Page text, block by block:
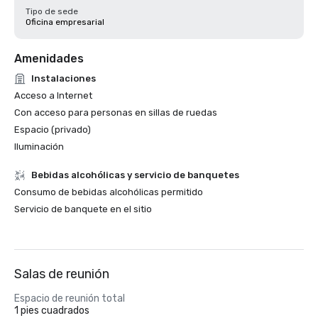
Tipo de sede
Oficina empresarial
Amenidades
Instalaciones
Acceso a Internet
Con acceso para personas en sillas de ruedas
Espacio (privado)
Iluminación
Bebidas alcohólicas y servicio de banquetes
Consumo de bebidas alcohólicas permitido
Servicio de banquete en el sitio
Salas de reunión
Espacio de reunión total
1 pies cuadrados